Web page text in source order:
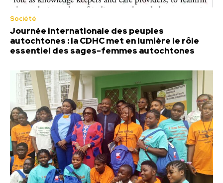
Société
Journée internationale des peuples
autochtones : la CDHC met en lumière le rôle
essentiel des sages-femmes autochtones